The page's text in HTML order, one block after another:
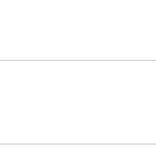
りかは、「自分の良い